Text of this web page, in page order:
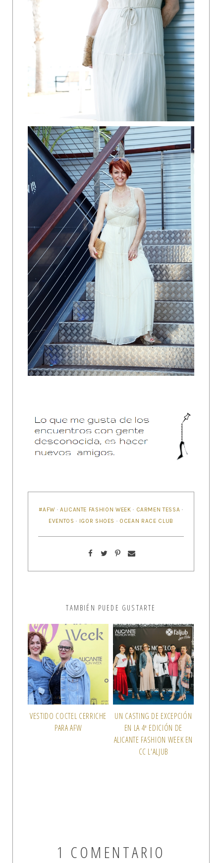
#AFW · ALICANTE FASHION WEEK · CARMEN TESSA ·
EVENTOS · IGOR SHOES · OCEAN RACE CLUB
TAMBIÉN PUEDE GUSTARTE
VESTIDO COCTEL CERRICHE
PARA AFW
UN CASTING DE EXCEPCIÓN
EN LA 4ª EDICIÓN DE
ALICANTE FASHION WEEK EN
CC L'ALJUB
1 COMENTARIO